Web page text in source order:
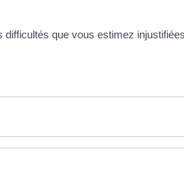
que vous estimez